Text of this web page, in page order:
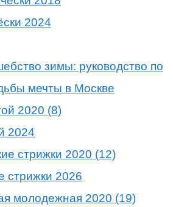
2024
зимы: руководство по
мечты в Москве
2024
стрижки 2026